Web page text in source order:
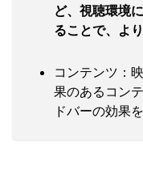
ど、視聴環境
ることで、よ
コンテンツ：
果のあるコン
ドバーの効果